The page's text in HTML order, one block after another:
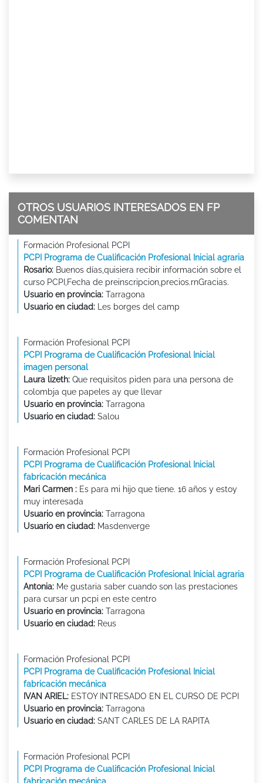
OTROS USUARIOS INTERESADOS EN FP
COMENTAN
Formación Profesional PCPI
PCPI Programa de Cualificación Profesional Inicial agraria
Rosario: Buenos días,quisiera recibir información sobre el
curso PCPI,Fecha de preinscripcion,precios.rnGracias.
Usuario en provincia: Tarragona
Usuario en ciudad: Les borges del camp
Formación Profesional PCPI
PCPI Programa de Cualificación Profesional Inicial
imagen personal
Laura lizeth: Que requisitos piden para una persona de
colombja que papeles ay que llevar
Usuario en provincia: Tarragona
Usuario en ciudad: Salou
Formación Profesional PCPI
PCPI Programa de Cualificación Profesional Inicial
fabricación mecánica
Mari Carmen : Es para mi hijo que tiene. 16 años y estoy
muy interesada
Usuario en provincia: Tarragona
Usuario en ciudad: Masdenverge
Formación Profesional PCPI
PCPI Programa de Cualificación Profesional Inicial agraria
Antonia: Me gustaria saber cuando son las prestaciones
para cursar un pcpi en este centro
Usuario en provincia: Tarragona
Usuario en ciudad: Reus
Formación Profesional PCPI
PCPI Programa de Cualificación Profesional Inicial
fabricación mecánica
IVAN ARIEL: ESTOY INTRESADO EN EL CURSO DE PCPI
Usuario en provincia: Tarragona
Usuario en ciudad: SANT CARLES DE LA RAPITA
Formación Profesional PCPI
PCPI Programa de Cualificación Profesional Inicial
fabricación mecánica